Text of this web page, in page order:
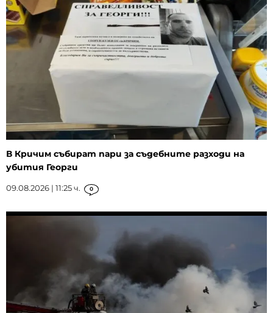
В Кричим събират пари за съдебните разходи на
убития Георги
09.08.2026 | 11:25 ч. 0